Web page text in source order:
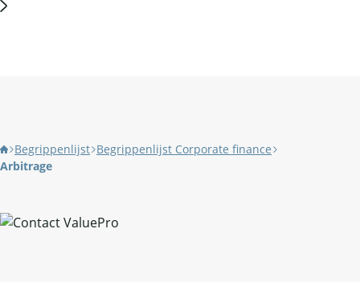
Begrippenlijst Begrippenlijst Corporate finance
Arbitrage